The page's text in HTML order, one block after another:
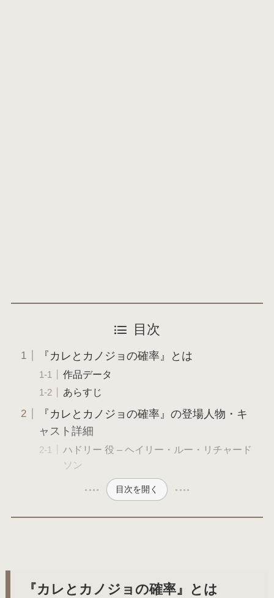
目次
『カレとカノジョの確率』とは
作品データ
あらすじ
『カレとカノジョの確率』の登場人物・キ
ャスト詳細
ハドリー 役 – ヘイリー・ルー・リチャード
ソン
目次を開く
『カレとカノジョの確率』とは